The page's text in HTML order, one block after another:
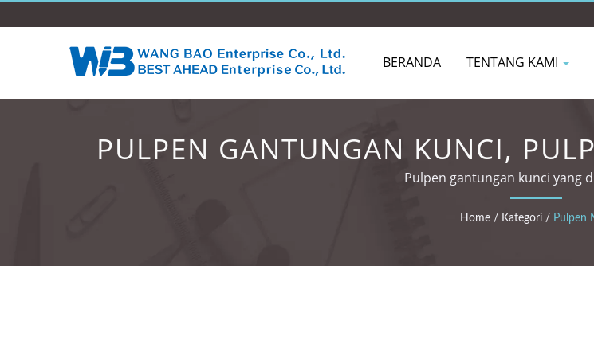
BERANDA TENTANG KAMI
PULPEN GANTUNGAN KUNCI,
Pulpen gantungan kunci yang
Home / Kategori / Pulpen